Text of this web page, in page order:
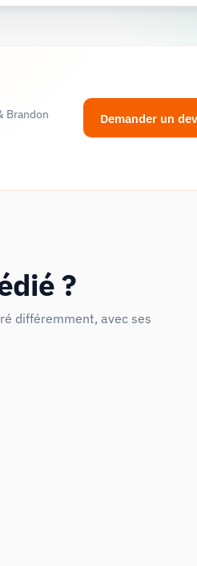
Brandon
Demander un
?
différemment, avec ses